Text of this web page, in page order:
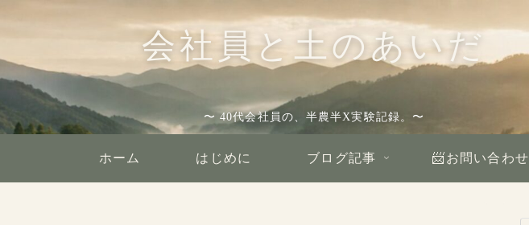
会社員と土のあいだ
〜 40代会社員の、半農半X実験記録。〜
ホーム はじめに ブログ記事 📨お問い合わせ